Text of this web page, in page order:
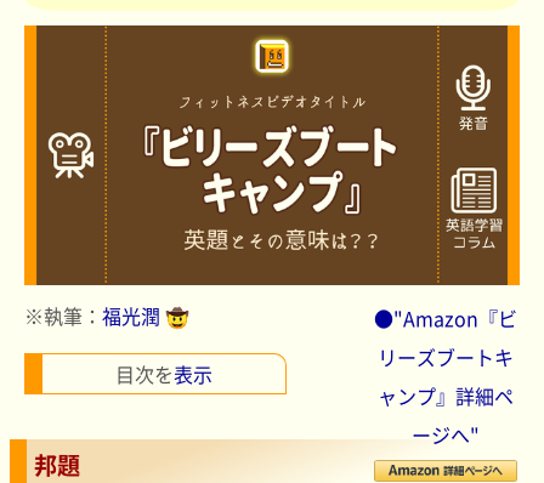
●"Amazon『ビ
リーズブートキ
ャンプ』詳細ペ
ージへ"
※執筆： 福光潤
目次を表示
邦題